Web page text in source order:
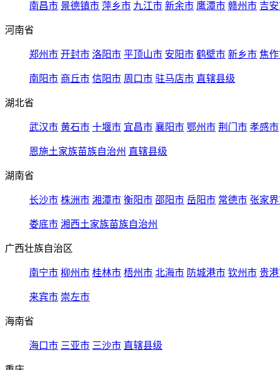
南昌市 景德镇市 萍乡市 九江市 新余市 鹰潭市 赣州市 吉
河南省
郑州市 开封市 洛阳市 平顶山市 安阳市 鹤壁市 新乡市 焦
南阳市 商丘市 信阳市 周口市 驻马店市 直辖县级
湖北省
武汉市 黄石市 十堰市 宜昌市 襄阳市 鄂州市 荆门市 孝感市
恩施土家族苗族自治州 直辖县级
湖南省
长沙市 株洲市 湘潭市 衡阳市 邵阳市 岳阳市 常德市 张家
娄底市 湘西土家族苗族自治州
广西壮族自治区
南宁市 柳州市 桂林市 梧州市 北海市 防城港市 钦州市 贵
来宾市 崇左市
海南省
海口市 三亚市 三沙市 直辖县级